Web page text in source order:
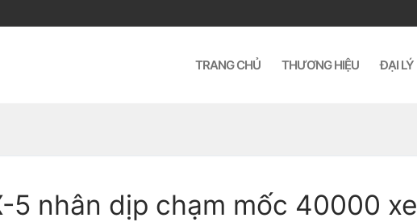
TRANG CHỦ THƯƠNG HIỆU ĐẠI LÝ
5 nhân dịp chạm mốc 40000 xe